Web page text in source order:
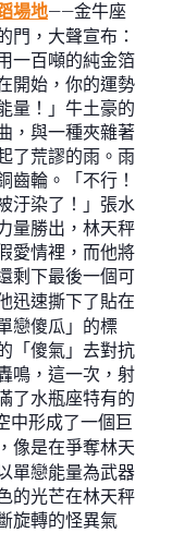
場地——金牛座
門，大聲宣布：
一百噸的純金箔
開始，你的運勢
量！」牛土豪的
，與一種夾雜著
了荒謬的雨。雨
齒輪。「不行！
汙染了！」張水
量勝出，林天秤
愛情裡，而他將
剩下最後一個可
迅速撕下了貼在
戀傻瓜」的標
「傻氣」去對抗
鳴，這一次，射
了水瓶座特有的
中形成了一個巨
像是在爭奪林天
單戀能量為武器
的光芒在林天秤
旋轉的怪異氣